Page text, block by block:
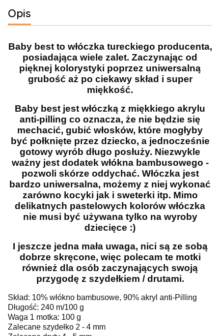
Opis
Baby best to włóczka tureckiego producenta,
posiadająca wiele zalet. Zaczynając od
pięknej kolorystyki poprzez uniwersalną
grubość aż po ciekawy skład i super
miękkość.
Baby best jest włóczką z miękkiego akrylu
anti-pilling co oznacza, że nie będzie się
mechacić, gubić włosków, które mogłyby
być połknięte przez dziecko, a jednocześnie
gotowy wyrób długo posłuży. Niezwykle
ważny jest dodatek włókna bambusowego -
pozwoli skórze oddychać. Włóczka jest
bardzo uniwersalna, możemy z niej wykonać
zarówno kocyki jak i sweterki itp. Mimo
delikatnych pastelowych kolorów włóczka
nie musi być używana tylko na wyroby
dziecięce :)
I jeszcze jedna mała uwaga, nici są ze sobą
dobrze skręcone, więc polecam te motki
również dla osób zaczynających swoją
przygodę z szydełkiem / drutami.
Skład: 10% włókno bambusowe, 90% akryl anti-Pilling
Długość: 240 m/100 g
Waga 1 motka: 100 g
Zalecane szydełko 2 - 4 mm